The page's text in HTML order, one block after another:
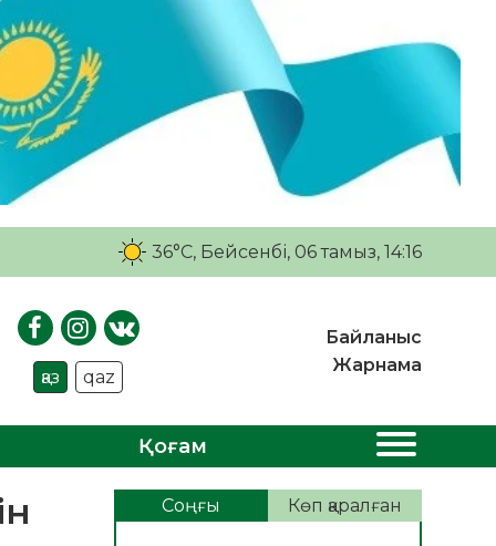
36°C, Бейсенбі, 06 тамыз, 14:16
қаз qaz
Байланыс
Жарнама
Қоғам
Соңғы Көп қаралған